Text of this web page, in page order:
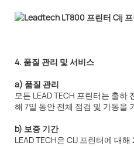
4. 품질 관리 및 서비스
a) 품질 관리
모든 LEAD TECH 프린터는 출하
해 7일 동안 전체 점검 및 가동을
b) 보증 기간
LEAD TECH은 CIJ 프린터에 대